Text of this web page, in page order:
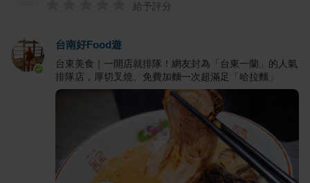
給予評分
台南好Food遊
台東美食｜一開店就排隊！網友封為「台東一蘭」的人氣
排隊店，厚切叉燒、免費加麵一次超滿足「哈拉麵」